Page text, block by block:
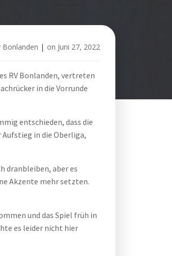
Bonlanden | on Juni 27, 2022
RV Bonlanden, vertreten
in die Vorrunde
entschieden, dass die
in die Oberliga,
dranbleiben, aber es
Akzente mehr setzten.
und das Spiel früh in
es leider nicht hier